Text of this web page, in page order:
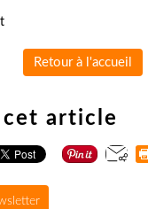
Retour à l'accueil
cet article